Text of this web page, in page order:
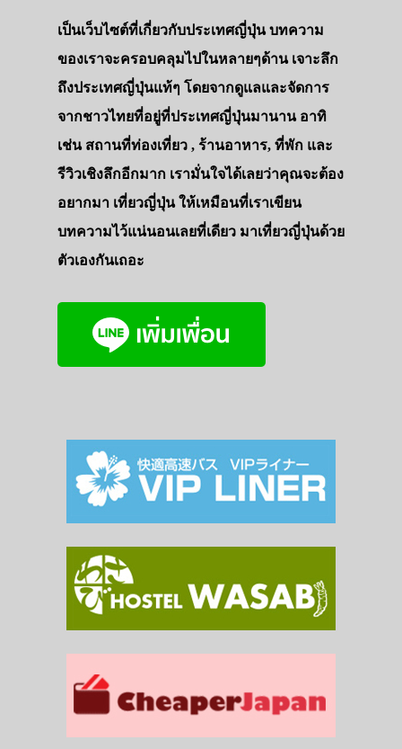
เป็นเว็บไซต์ที่เกี่ยวกับประเทศญี่ปุ่น บทความ
ของเราจะครอบคลุมไปในหลายๆด้าน เจาะลึก
ถึงประเทศญี่ปุ่นแท้ๆ โดยจากดูแลและจัดการ
จากชาวไทยที่อยู่ที่ประเทศญี่ปุ่นมานาน อาทิ
เช่น สถานที่ท่องเที่ยว , ร้านอาหาร, ที่พัก และ
รีวิวเชิงลึกอีกมาก เรามั่นใจได้เลยว่าคุณจะต้อง
อยากมา เที่ยวญี่ปุ่น ให้เหมือนที่เราเขียน
บทความไว้แน่นอนเลยที่เดียว มาเที่ยวญี่ปุ่นด้วย
ตัวเองกันเถอะ